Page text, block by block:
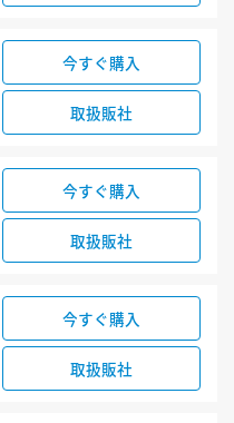
今すぐ購入
取扱販社
今すぐ購入
取扱販社
今すぐ購入
取扱販社